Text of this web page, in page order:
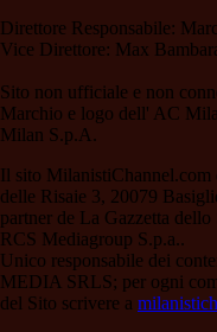
Direttore Responsabile:
Vice Direttore: Max
Sito non ufficiale e non
Marchio e logo dell' AC
Milan S.p.A.
Il sito
delle Risaie 3, 20079
partner de La Gazzetta
RCS Mediagroup S.p.a..
Unico responsabile dei
MEDIA SRLS; per ogni
del Sito scrivere a